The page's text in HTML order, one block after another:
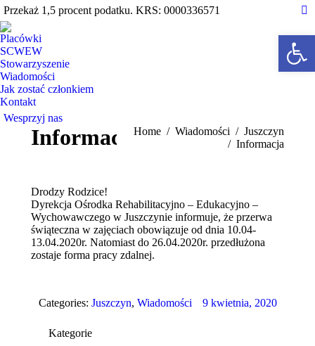
Przekaż 1,5 procent podatku. KRS: 0000336571
in
Placówki
SCWEW
Stowarzyszenie
Wiadomości
Jak zostać członkiem
Kontakt
Wesprzyj nas
InformacjaYou are here:
Home Wiadomości
Juszczyn
Informacja
Drodzy Rodzice!
Dyrekcja Ośrodka Rehabilitacyjno – Edukacyjno –
Wychowawczego w Juszczynie informuje, że przerwa
świąteczna w zajęciach obowiązuje od dnia 10.04-
13.04.2020r. Natomiast do 26.04.2020r. przedłużona
zostaje forma pracy zdalnej.
Categories: Juszczyn, Wiadomości 9 kwietnia, 2020
Kategorie